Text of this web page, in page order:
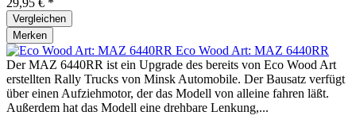
29,95 € *
Vergleichen
Merken
Eco Wood Art: MAZ 6440RR
Der MAZ 6440RR ist ein Upgrade des bereits von Eco Wood Art
erstellten Rally Trucks von Minsk Automobile. Der Bausatz verfügt
über einen Aufziehmotor, der das Modell von alleine fahren läßt.
Außerdem hat das Modell eine drehbare Lenkung,...